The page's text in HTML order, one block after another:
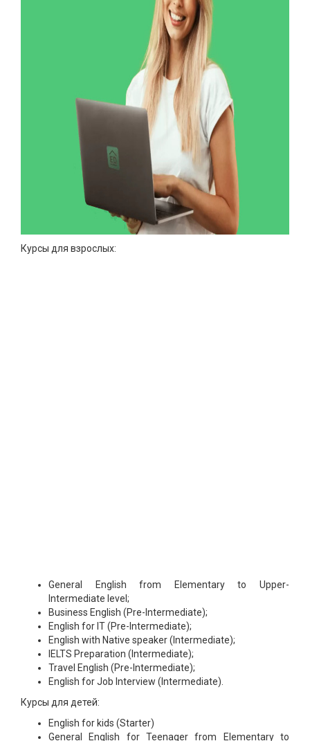
Курсы для взрослых:
General English from Elementary to Upper-
Intermediate level;
Business English (Pre-Intermediate);
English for IT (Pre-Intermediate);
English with Native speaker (Intermediate);
IELTS Preparation (Intermediate);
Travel English (Pre-Intermediate);
English for Job Interview (Intermediate).
Курсы для детей:
English for kids (Starter)
General English for Teenager from Elementary to